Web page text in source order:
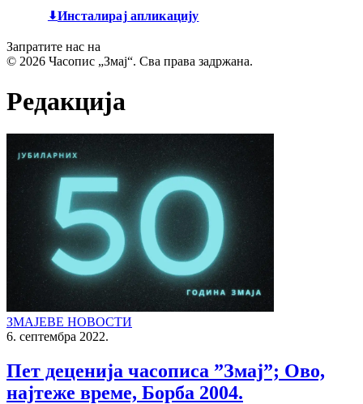
Инсталирај апликацију
Запратите нас на
© 2026 Часопис „Змај“. Сва права задржана.
Редакција
ЗМАЈЕВЕ НОВОСТИ
6. септембра 2022.
Пет деценија часописа ”Змај”; Ово,
најтеже време, Борба 2004.